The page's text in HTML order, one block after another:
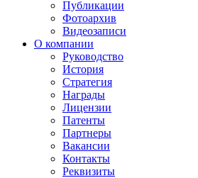
Публикации
Фотоархив
Видеозаписи
О компании
Руководство
История
Стратегия
Награды
Лицензии
Патенты
Партнеры
Вакансии
Контакты
Реквизиты